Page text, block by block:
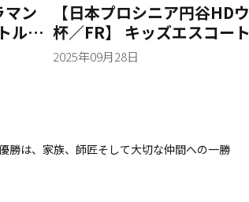
マン
ルで
【日本プロシニア円谷HD
杯／FR】 キッズエスコー
バルタン星人、メトロン星
2025年09月28日
勝は、家族、師匠そして大切な仲間への一勝